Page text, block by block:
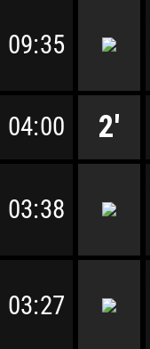
09:35
04:00
2'
03:38
03:27